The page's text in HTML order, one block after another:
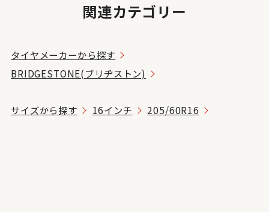
関連カテゴリー
タイヤメーカーから探す
BRIDGESTONE(ブリヂストン)
サイズから探す 16インチ 205/60R16